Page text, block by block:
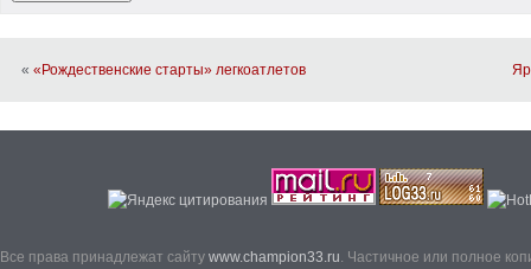
« «Рождественские старты» легкоатлетов
Все права принадлежат сайту www.champion33.ru. Частичное или полное